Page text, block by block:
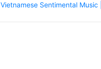
Vietnamese Sentimental Music |